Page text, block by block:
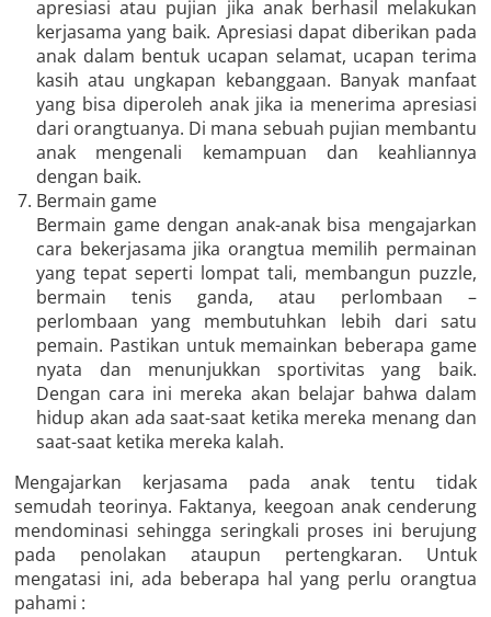
apresiasi atau pujian jika anak berhasil melakukan
kerjasama yang baik. Apresiasi dapat diberikan pada
anak dalam bentuk ucapan selamat, ucapan terima
kasih atau ungkapan kebanggaan. Banyak manfaat
yang bisa diperoleh anak jika ia menerima apresiasi
dari orangtuanya. Di mana sebuah pujian membantu
anak mengenali kemampuan dan keahliannya
dengan baik.
Bermain game
Bermain game dengan anak-anak bisa mengajarkan
cara bekerjasama jika orangtua memilih permainan
yang tepat seperti lompat tali, membangun puzzle,
bermain tenis ganda, atau perlombaan –
perlombaan yang membutuhkan lebih dari satu
pemain. Pastikan untuk memainkan beberapa game
nyata dan menunjukkan sportivitas yang baik.
Dengan cara ini mereka akan belajar bahwa dalam
hidup akan ada saat-saat ketika mereka menang dan
saat-saat ketika mereka kalah.
Mengajarkan kerjasama pada anak tentu tidak
semudah teorinya. Faktanya, keegoan anak cenderung
mendominasi sehingga seringkali proses ini berujung
pada penolakan ataupun pertengkaran. Untuk
mengatasi ini, ada beberapa hal yang perlu orangtua
pahami :